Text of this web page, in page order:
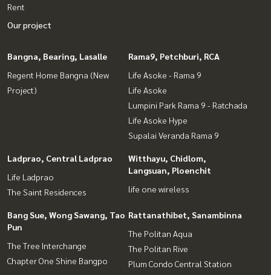
Rent
Our project
Bangna, Bearing, Lasalle
Regent Home Bangna (New
Project)
Rama9, Petchburi, RCA
Life Asoke - Rama 9
Life Asoke
Lumpini Park Rama 9 - Ratchada
Life Asoke Hype
Supalai Veranda Rama 9
Ladprao, Central Ladprao
Life Ladprao
The Saint Residences
Witthayu, Chidlom,
Langsuan, Ploenchit
life one wireless
Bang Sue, Wong Sawang, Tao
Pun
The Tree Interchange
Chapter One Shine Bangpo
Rattanathibet, Sanambinna
The Politan Aqua
The Politan Rive
Plum Condo Central Station